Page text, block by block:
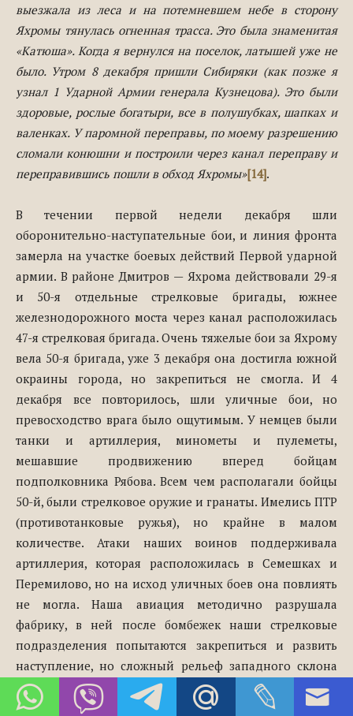
выезжала из леса и на потемневшем небе в сторону
Яхромы тянулась огненная трасса. Это была знаменитая
«Катюша». Когда я вернулся на поселок, латышей уже не
было. Утром 8 декабря пришли Сибиряки (как позже я
узнал 1 Ударной Армии генерала Кузнецова). Это были
здоровые, рослые богатыри, все в полушубках, шапках и
валенках. У паромной переправы, по моему разрешению
сломали конюшни и построили через канал переправу и
переправившись пошли в обход Яхромы»[14].
В течении первой недели декабря шли
оборонительно-наступательные бои, и линия фронта
замерла на участке боевых действий Первой ударной
армии. В районе Дмитров — Яхрома действовали 29-я
и 50-я отдельные стрелковые бригады, южнее
железнодорожного моста через канал расположилась
47-я стрелковая бригада. Очень тяжелые бои за Яхрому
вела 50-я бригада, уже 3 декабря она достигла южной
окраины города, но закрепиться не смогла. И 4
декабря все повторилось, шли уличные бои, но
превосходство врага было ощутимым. У немцев были
танки и артиллерия, минометы и пулеметы,
мешавшие продвижению вперед бойцам
подполковника Рябова. Всем чем располагали бойцы
50-й, были стрелковое оружие и гранаты. Имелись ПТР
(противотанковые ружья), но крайне в малом
количестве. Атаки наших воинов поддерживала
артиллерия, которая расположилась в Семешках и
Перемилово, но на исход уличных боев она повлиять
не могла. Наша авиация методично разрушала
фабрику, в ней после бомбежек наши стрелковые
подразделения попытаются закрепиться и развить
наступление, но сложный рельеф западного склона
на котором расположена Яхрома будет несколько
дней непреодолим для слабо вооруженных